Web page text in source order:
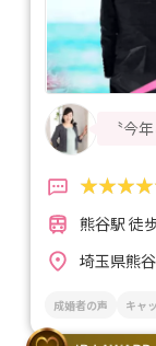
〝今
熊谷駅 徒
埼玉県熊
成婚者の声 キャ